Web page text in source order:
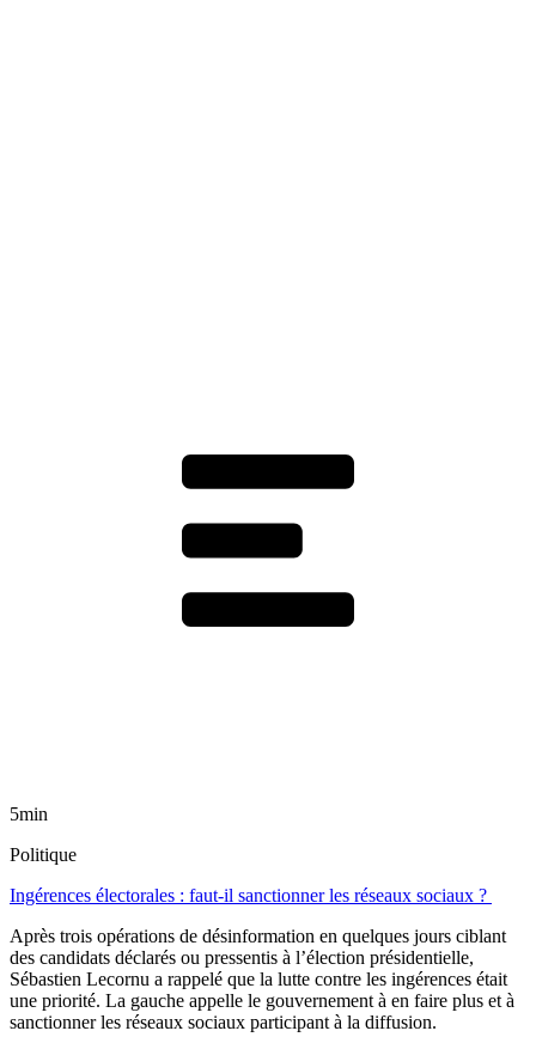
5min
Politique
Ingérences électorales : faut-il sanctionner les réseaux sociaux ?
Après trois opérations de désinformation en quelques jours ciblant
des candidats déclarés ou pressentis à l’élection présidentielle,
Sébastien Lecornu a rappelé que la lutte contre les ingérences était
une priorité. La gauche appelle le gouvernement à en faire plus et à
sanctionner les réseaux sociaux participant à la diffusion.